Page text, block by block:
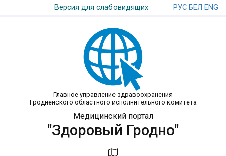
Версия для слабовидящих РУС БЕЛ ENG
Главное управление здравоохранения
Гродненского областного исполнительного комитета
Медицинский портал
"Здоровый Гродно"